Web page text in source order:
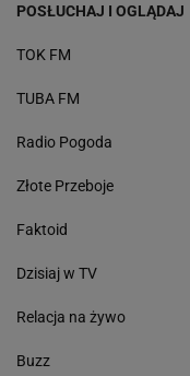
POSŁUCHAJ I OGLĄDAJ
TOK FM
TUBA FM
Radio Pogoda
Złote Przeboje
Faktoid
Dzisiaj w TV
Relacja na żywo
Buzz